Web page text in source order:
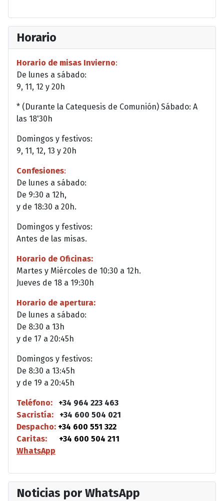
Horario
Horario de misas Invierno:
De lunes a sábado:
9, 11, 12 y 20h
* (Durante la Catequesis de Comunión) Sábado: A
las 18'30h
Domingos y festivos:
9, 11, 12, 13 y 20h
Confesiones:
De lunes a sábado:
De 9:30 a 12h,
y de 18:30 a 20h.
Domingos y festivos:
Antes de las misas.
Horario de Oficinas:
Martes y Miércoles de 10:30 a 12h.
Jueves de 18 a 19:30h
Horario de apertura:
De lunes a sábado:
De 8:30 a 13h
y de 17 a 20:45h
Domingos y festivos:
De 8:30 a 13:45h
y de 19 a 20:45h
Teléfono: +34 964 223 463
Sacristía: +34 600 504 021
Despacho: +34 600 551 322
Caritas: +34 600 504 211
WhatsApp
Noticias por WhatsApp